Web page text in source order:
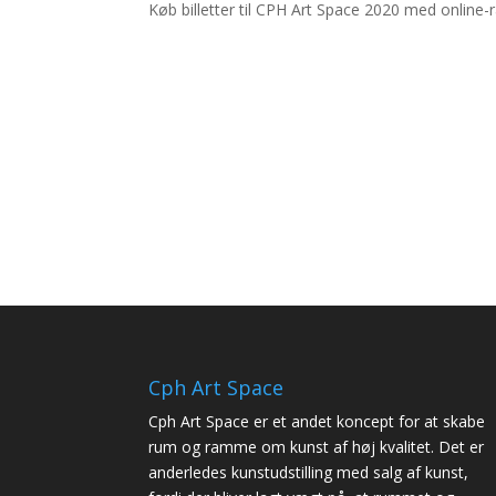
Køb billetter til CPH Art Space 2020 med
Cph Art Space
Cph Art Space er et andet koncept for at skabe
rum og ramme om kunst af høj kvalitet. Det er
anderledes kunstudstilling med salg af kunst,